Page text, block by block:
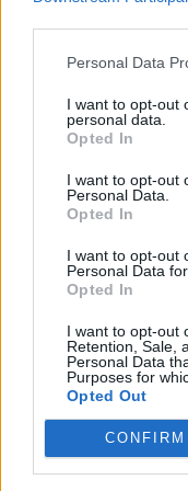
Personal Data
I want to opt-out
personal data.
Opted In
I want to opt-out
Personal Data.
Opted In
I want to opt-out
Personal Data
Opted In
I want to opt-out
Retention, Sale,
Personal Data
Purposes for
Opted Out
CONFIRM
Jak
Kleksa?
Akademia
Dlaczego
uznaniem
Napisz
Kategorie
opracowania
Tagi
Akademia
Brzechwa
Na kołach –